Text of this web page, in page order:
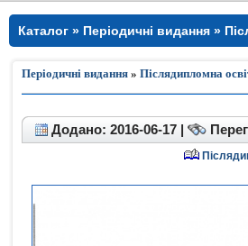
Каталог » Періодичні видання »
Періодичні видання » Післядипломна
Додано: 2016-06-17 |